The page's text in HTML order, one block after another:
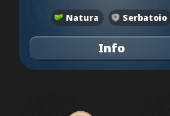
Natura Serbatoio
Info